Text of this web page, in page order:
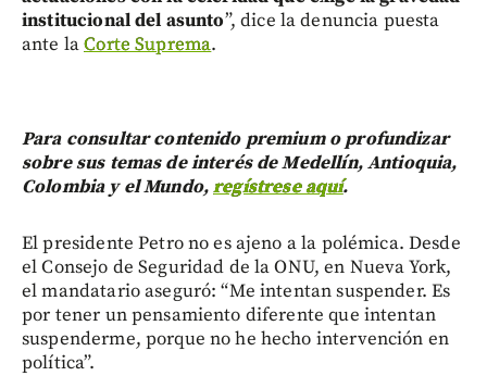
institucional del asunto”, dice la denuncia puesta
ante laCorte Suprema.
Para consultar contenido premium o profundizar
sobre sus temas de interés de Medellín, Antioquia,
Colombia y el Mundo,regístrese aquí.
El presidente Petro no es ajeno a la polémica. Desde
el Consejo de Seguridad de la ONU, en Nueva York,
el mandatario aseguró: “Me intentan suspender. Es
por tener un pensamiento diferente que intentan
suspenderme, porque no he hecho intervención en
política”.